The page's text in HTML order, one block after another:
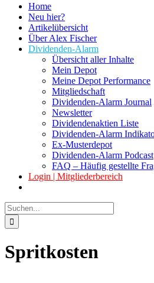
Home
Neu hier?
Artikelübersicht
Über Alex Fischer
Dividenden-Alarm
Übersicht aller Inhalte
Mein Depot
Meine Depot Performance
Mitgliedschaft
Dividenden-Alarm Journal
Newsletter
Dividendenaktien Liste
Dividenden-Alarm
Ex-Musterdepot
Dividenden-Alarm Podcast
FAQ – Häufig gestellte
Login | Mitgliederbereich
Suche
nach:
Spritkosten